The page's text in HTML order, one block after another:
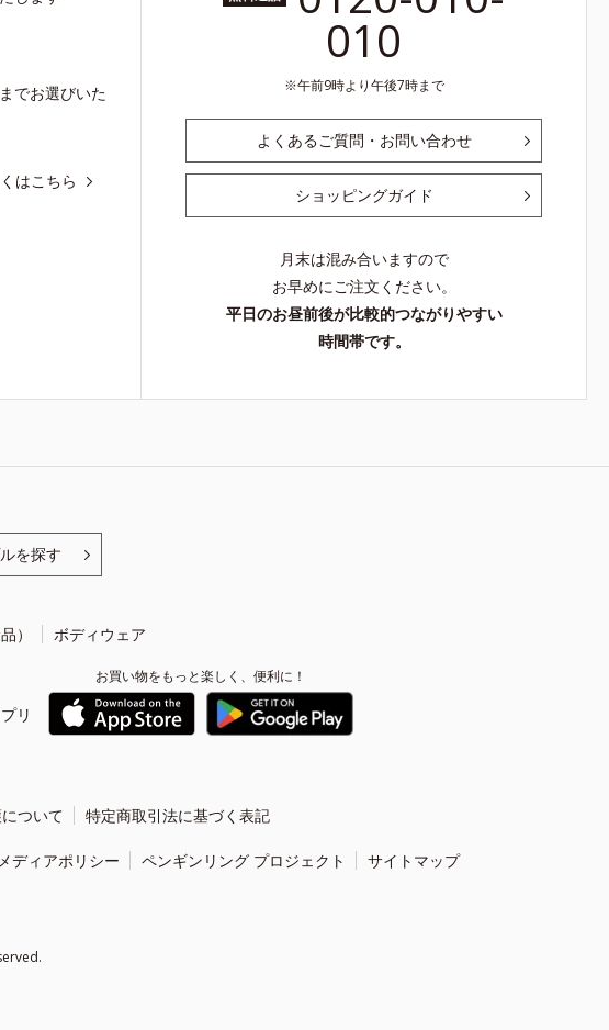
でお選びいた
はこちら
010
午前9時より午後7時まで
よくあるご質問・お問い合わせ
ショッピングガイド
月末は混み合いますので
お早めにご注文ください。
平日のお昼前後が比較的つながりやすい
時間帯です。
を探す
） ボディウェア
リ
お買い物をもっと楽しく、便利に！
ついて 特定商取引法に基づく表記
ディアポリシー ペンギンリング プロジェクト サイトマップ